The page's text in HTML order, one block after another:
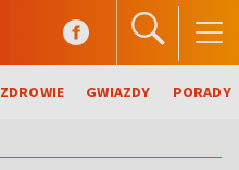
ZDROWIE GWIAZDY PORADY